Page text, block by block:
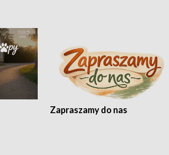
Zapraszamy do nas